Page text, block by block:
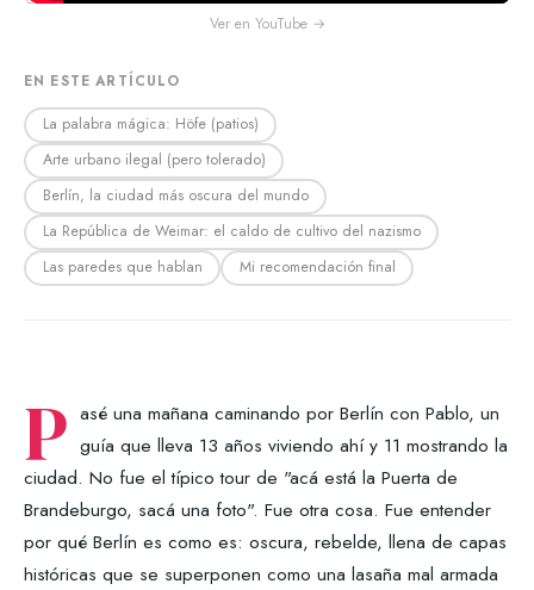
Ver en YouTube →
EN ESTE ARTÍCULO
La palabra mágica: Höfe (patios)
Arte urbano ilegal (pero tolerado)
Berlín, la ciudad más oscura del mundo
La República de Weimar: el caldo de cultivo del nazismo
Las paredes que hablan
Mi recomendación final
P asé una mañana caminando por Berlín con Pablo, un
guía que lleva 13 años viviendo ahí y 11 mostrando la
ciudad. No fue el típico tour de "acá está la Puerta de
Brandeburgo, sacá una foto". Fue otra cosa. Fue entender
por qué Berlín es como es: oscura, rebelde, llena de capas
históricas que se superponen como una lasaña mal armada